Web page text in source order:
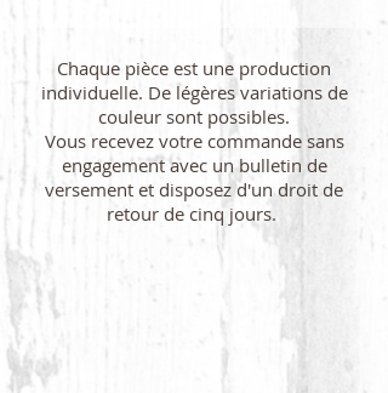
Chaque pièce est une production
individuelle. De légères variations de
couleur sont possibles.
Vous recevez votre commande sans
engagement avec un bulletin de
versement et disposez d'un droit de
retour de cinq jours.